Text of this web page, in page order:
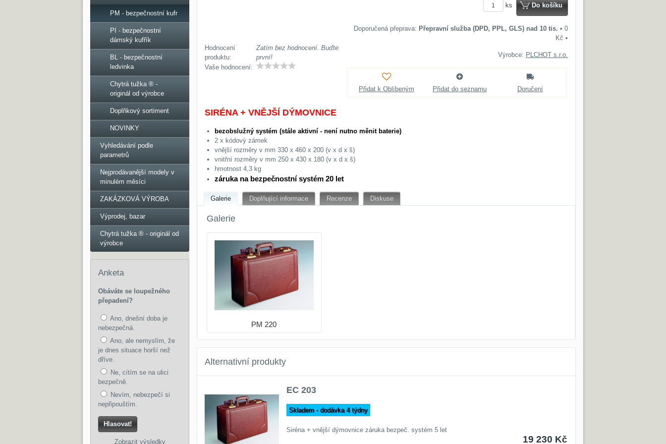
Hodnocení
produktu:
Zatím bez hodnocení. Buďte
první!
Vaše hodnocení:
ks Do košíku
Přepravní služba (DPD, PPL, GLS) nad 10 tis. • 0
Kč •
Výrobce: PLCHOT s.r.o.
Přidat k Oblíbeným Přidat do seznamu Doručení
SIRÉNA + VNĚJŠÍ DÝMOVNICE
bezobslužný systém (stále aktivní - není nutno měnit baterie)
2 x kódový zámek
vnější rozměry v mm 330 x 460 x 200 (v x d x š)
vnitřní rozměry v mm 250 x 430 x 180 (v x d x š)
hmotnost 4,3 kg
záruka na bezpečnostní systém 20 let
Galerie Doplňující informace Recenze Diskuse
Galerie
PM 220
Alternativní produkty
EC 203
Skladem - dodávka 4 týdny
Siréna + vnější dýmovnice záruka bezpeč. systém 5 let
19 230 Kč
PM - bezpečnostní kufr
PI - bezpečnostní
dámský kufřík
BL - bezpečnostní
ledvinka
Chytrá tužka ® -
originál od výrobce
Doplňkový sortiment
NOVINKY
Vyhledávání podle
parametrů
Nejprodávanější modely v
minulém měsíci
ZAKÁZKOVÁ VÝROBA
Výprodej, bazar
Chytrá tužka ® - originál od
výrobce
Anketa
Obáváte se loupežného
přepadení?
Ano, dnešní doba je
nebezpečná.
Ano, ale nemyslím, že
je dnes situace horší než
dříve.
Ne, cítím se na ulici
bezpečně.
Nevím, nebezpečí si
nepřipouštím.
Hlasovat!
Zobrazit výsledky